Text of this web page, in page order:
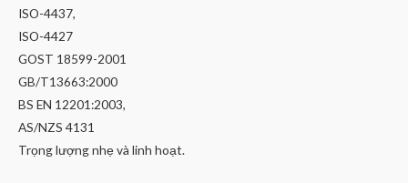
ISO-4437,
ISO-4427
GOST 18599-2001
GB/T13663:2000
BS EN 12201:2003,
AS/NZS 4131
Trọng lượng nhẹ và linh hoạt.